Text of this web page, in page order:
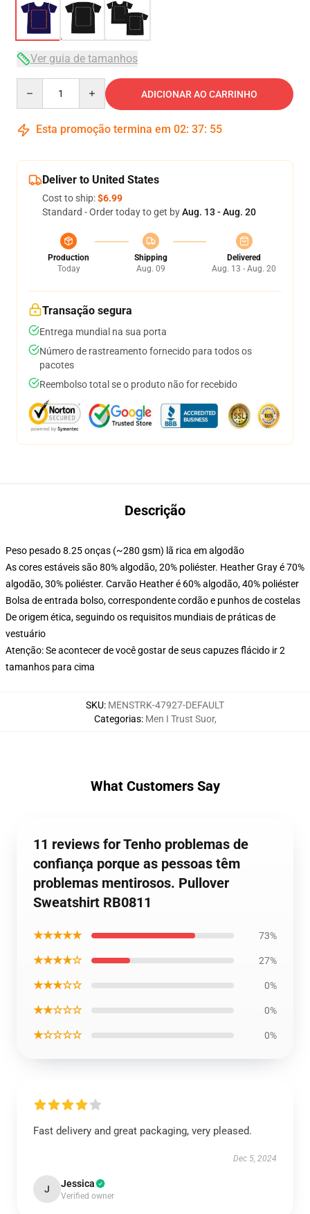
Ver guia de tamanhos
ADICIONAR AO CARRINHO
Esta promoção termina em 02: 37: 54
Deliver to United States
Cost to ship:$6.99
Standard - Order today to get byAug. 13 - Aug. 20
Production
Today
Shipping
Aug. 09
Delivered
Aug. 13 - Aug. 20
Transação segura
Entrega mundial na sua porta
Número de rastreamento fornecido para todos os
pacotes
Reembolso total se o produto não for recebido
Descrição
Peso pesado 8.25 onças (~280 gsm) lã rica em algodão
As cores estáveis são 80% algodão, 20% poliéster. Heather Gray é 70%
algodão, 30% poliéster. Carvão Heather é 60% algodão, 40% poliéster
Bolsa de entrada bolso, correspondente cordão e punhos de costelas
De origem ética, seguindo os requisitos mundiais de práticas de
vestuário
Atenção: Se acontecer de você gostar de seus capuzes flácido ir 2
tamanhos para cima
SKU: MENSTRK-47927-DEFAULT
Categorias: Men I Trust Suor,
What Customers Say
11 reviews for Tenho problemas de
confiança porque as pessoas têm
problemas mentirosos. Pullover
Sweatshirt RB0811
★★★★★ 73%
★★★★☆ 27%
★★★☆☆ 0%
★★☆☆☆ 0%
★☆☆☆☆ 0%
Fast delivery and great packaging, very pleased.
Dec 5, 2024
J Jessica
Verified owner